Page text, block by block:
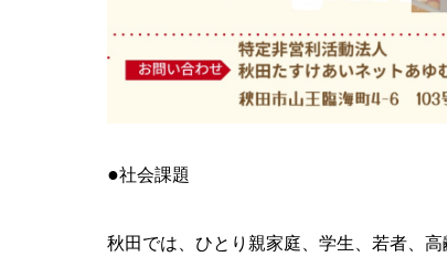
●社会課題
秋田では、ひとり親家庭、学生、若者、